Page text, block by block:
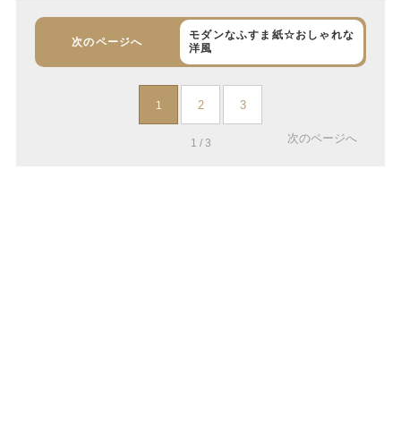
次のページへ
モダンなふすま紙☆おしゃれな
洋風
1 2 3
1 / 3 次のページへ